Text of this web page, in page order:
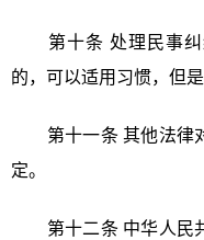
第十条 处理民事纠
的，可以适用习惯，但
第十一条 其他法律对
定。
第十二条 中华人民